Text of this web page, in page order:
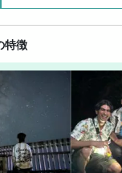
特徴